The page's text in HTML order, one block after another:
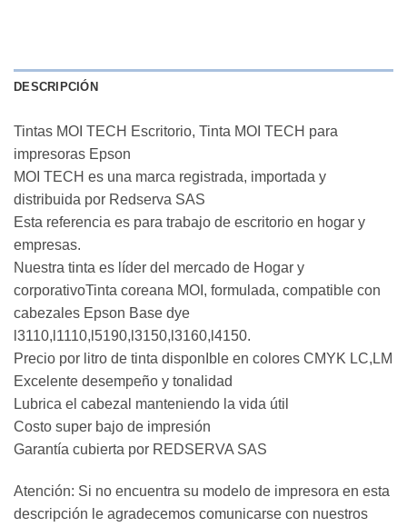
DESCRIPCIÓN
Tintas MOI TECH Escritorio, Tinta MOI TECH para
impresoras Epson
MOI TECH es una marca registrada, importada y
distribuida por Redserva SAS
Esta referencia es para trabajo de escritorio en hogar y
empresas.
Nuestra tinta es líder del mercado de Hogar y
corporativoTinta coreana MOI, formulada, compatible con
cabezales Epson Base dye
l3110,l1110,l5190,l3150,l3160,l4150.
Precio por litro de tinta disponIble en colores CMYK LC,LM
Excelente desempeño y tonalidad
Lubrica el cabezal manteniendo la vida útil
Costo super bajo de impresión
Garantía cubierta por REDSERVA SAS
Atención: Si no encuentra su modelo de impresora en esta
descripción le agradecemos comunicarse con nuestros